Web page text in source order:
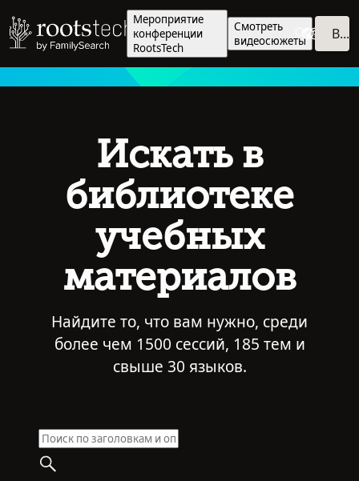
Мероприятие
конференции
RootsTech
Смотреть
видеосюжеты
Войти
Искать в
библиотеке
учебных
материалов
Найдите то, что вам нужно, среди
более чем 1500 сессий, 185 тем и
свыше 30 языков.